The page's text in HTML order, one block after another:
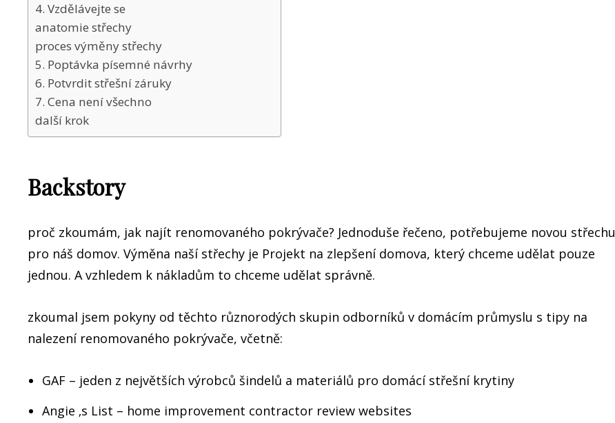
4. Vzdělávejte se
anatomie střechy
proces výměny střechy
5. Poptávka písemné návrhy
6. Potvrdit střešní záruky
7. Cena není všechno
další krok
Backstory
proč zkoumám, jak najít renomovaného pokrývače? Jednoduše řečeno, potřebujeme novou střechu
pro náš domov. Výměna naší střechy je Projekt na zlepšení domova, který chceme udělat pouze
jednou. A vzhledem k nákladům to chceme udělat správně.
zkoumal jsem pokyny od těchto různorodých skupin odborníků v domácím průmyslu s tipy na
nalezení renomovaného pokrývače, včetně:
GAF – jeden z největších výrobců šindelů a materiálů pro domácí střešní krytiny
Angie ‚s List – home improvement contractor review websites